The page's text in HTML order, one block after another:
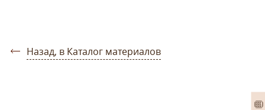
Назад, в Каталог материалов